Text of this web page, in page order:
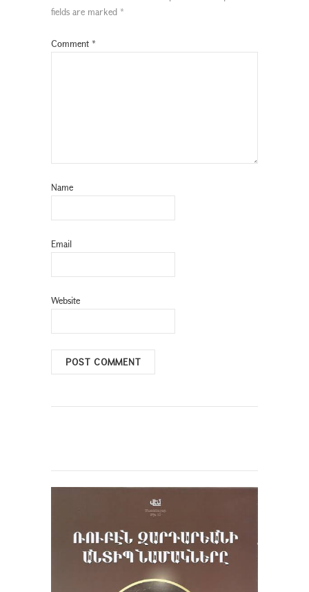
fields are marked *
Comment *
Name
Email
Website